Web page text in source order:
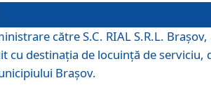
către S.C. RIAL S.R.L. Brașov,
cu destinația de locuință de serviciu,
Brașov.